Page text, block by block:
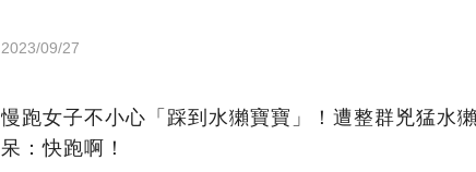
2023/09/27
慢跑女子不小心「踩到水獺寶寶」！遭整群兇猛水
呆：快跑啊！